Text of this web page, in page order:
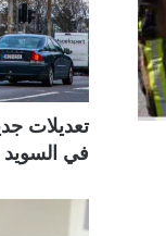
تعديلات
في السويد